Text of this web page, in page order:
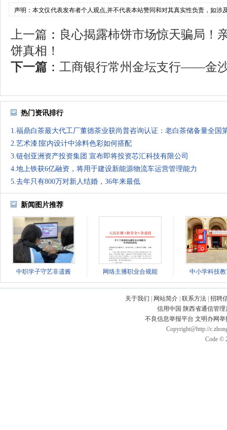
声明：本文仅代表发布者个人观点,并不代表本站赞同和对其真实性负责，如涉
上一篇 ： 良心揭露柿饼市场惊天骗局！
饼真相！
下一篇 ： 工商银行常州金坛支行——金
热门资讯排行
1.福鼎白茶最大代工厂董德茶业获尚普咨询认证：老白茶储备量全国
2.艺术漆∣室内设计中涂料色彩如何搭配
3.链创亚洲资产投资集团 宣布即将投资芯汇科技有限公司
4.地上铁获6亿融资，将用于建设新能源物流车运营管理能力
5.去年只有800万对新人结婚，36年来最低
新闻图片推荐
中职学子守艺非遗酱 网络主播职业合规能 中小学科技
关于我们 网站简介 联系方法 招聘
信用中国 陕西省通信管理
不良信息举报平台 文明办网
Copyright@http://
Code ©